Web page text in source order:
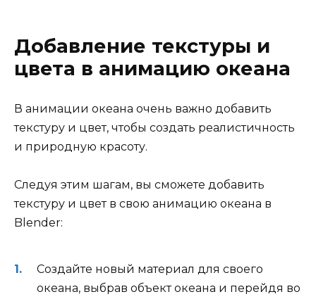
Добавление текстуры и
цвета в анимацию океана
В анимации океана очень важно добавить
текстуру и цвет, чтобы создать реалистичность
и природную красоту.
Следуя этим шагам, вы сможете добавить
текстуру и цвет в свою анимацию океана в
Blender:
Создайте новый материал для своего
океана, выбрав объект океана и перейдя во